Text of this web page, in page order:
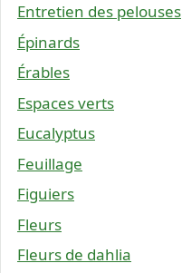
Entretien des pelouses
Épinards
Érables
Espaces verts
Eucalyptus
Feuillage
Figuiers
Fleurs
Fleurs de dahlia